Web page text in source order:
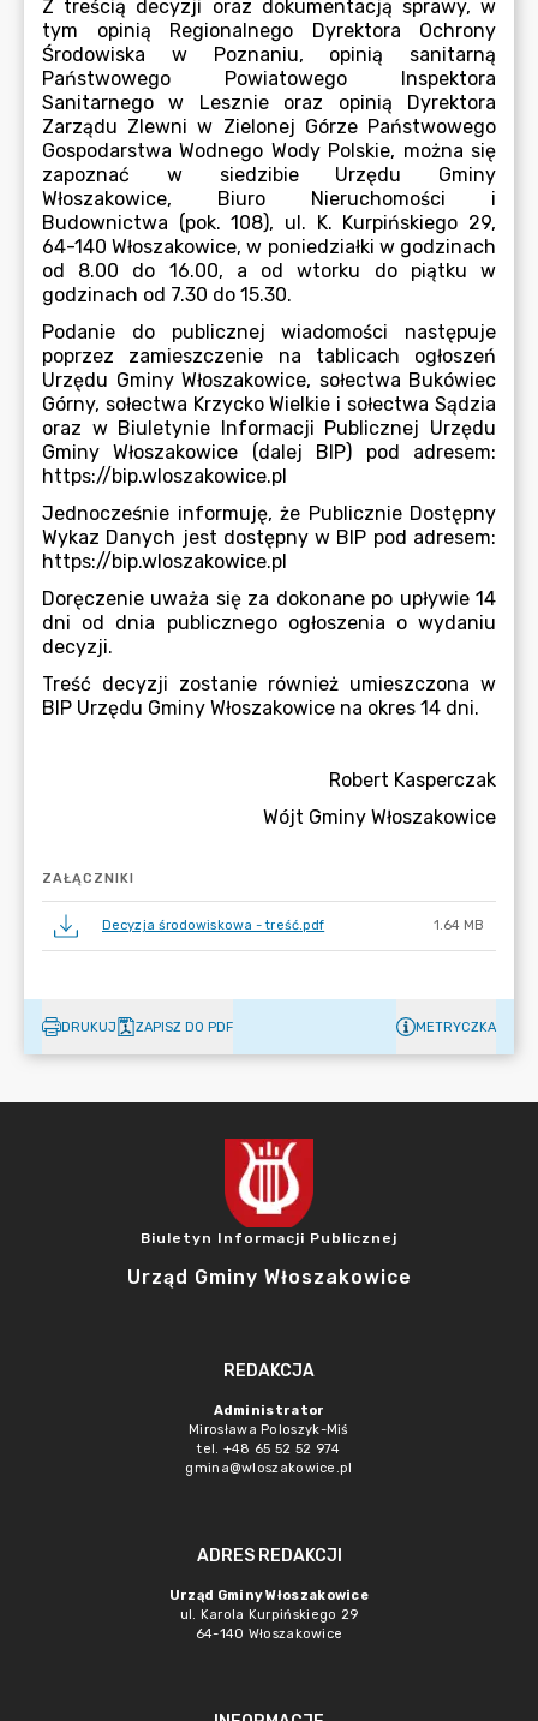
ZAŁĄCZNIKI
Decyzja środowiskowa - treść.pdf 1.64 MB
DRUKUJ ZAPISZ DO PDF METRYCZKA
Biuletyn Informacji Publicznej
Urząd Gminy Włoszakowice
REDAKCJA
Administrator
Mirosława Poloszyk-Miś
tel. +48 65 52 52 974
gmina@wloszakowice.pl
ADRES REDAKCJI
Urząd Gminy Włoszakowice
ul. Karola Kurpińskiego 29
64-140 Włoszakowice